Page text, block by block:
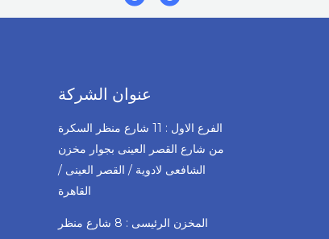
عنوان الشركة
الفرع الاول : 11 شارع منظر السكرة
من شارع القصر العينى بجوار مخزن
الشافعى لادوية / القصر العينى /
القاهرة
المخزن الرئيسى : 8 شارع منظر